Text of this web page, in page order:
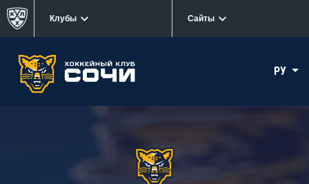
Клубы Сайты
РУ